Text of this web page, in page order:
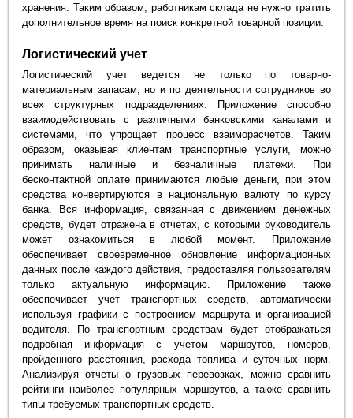
хранения. Таким образом, работникам склада не нужно тратить
дополнительное время на поиск конкретной товарной позиции.
Логистический учет
Логистический учет ведется не только по товарно-
материальным запасам, но и по деятельности сотрудников во
всех структурных подразделениях. Приложение способно
взаимодействовать с различными банковскими каналами и
системами, что упрощает процесс взаиморасчетов. Таким
образом, оказывая клиентам транспортные услуги, можно
принимать наличные и безналичные платежи. При
бесконтактной оплате принимаются любые деньги, при этом
средства конвертируются в национальную валюту по курсу
банка. Вся информация, связанная с движением денежных
средств, будет отражена в отчетах, с которыми руководитель
может ознакомиться в любой момент. Приложение
обеспечивает своевременное обновление информационных
данных после каждого действия, предоставляя пользователям
только актуальную информацию. Приложение также
обеспечивает учет транспортных средств, автоматически
используя графики с построением маршрута и организацией
водителя. По транспортным средствам будет отображаться
подробная информация с учетом маршрутов, номеров,
пройденного расстояния, расхода топлива и суточных норм.
Анализируя отчеты о грузовых перевозках, можно сравнить
рейтинги наиболее популярных маршрутов, а также сравнить
типы требуемых транспортных средств.